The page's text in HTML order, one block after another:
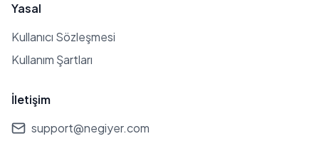
Yasal
Kullanıcı Sözleşmesi
Kullanım Şartları
İletişim
support@negiyer.com